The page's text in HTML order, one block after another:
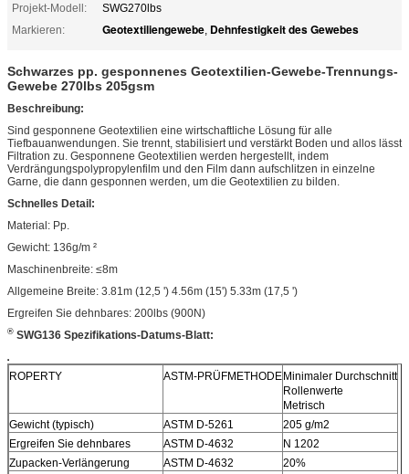
Projekt-Modell:
SWG270lbs
Markieren:
Geotextiliengewebe, Dehnfestigkeit des Gewebes
Schwarzes pp. gesponnenes Geotextilien-Gewebe-Trennungs-
Gewebe 270lbs 205gsm
Beschreibung:
Sind gesponnene Geotextilien eine wirtschaftliche Lösung für alle
Tiefbauanwendungen. Sie trennt, stabilisiert und verstärkt Boden und allos lässt
Filtration zu. Gesponnene Geotextilien werden hergestellt, indem
Verdrängungspolypropylenfilm und den Film dann aufschlitzen in einzelne
Garne, die dann gesponnen werden, um die Geotextilien zu bilden.
Schnelles Detail:
Material: Pp.
Gewicht: 136g/m ²
Maschinenbreite: ≤8m
Allgemeine Breite: 3.81m (12,5 ') 4.56m (15') 5.33m (17,5 ')
Ergreifen Sie dehnbares: 200lbs (900N)
® SWG136 Spezifikations-Datums-Blatt:
ROPERTY ASTM-PRÜFMETHODEMinimaler Durchschnitt
Rollenwerte
Metrisch
Gewicht (typisch)
ASTM D-5261
205 g/m2
Ergreifen Sie dehnbares
ASTM D-4632
N 1202
Zupacken-Verlängerung
ASTM D-4632
20%